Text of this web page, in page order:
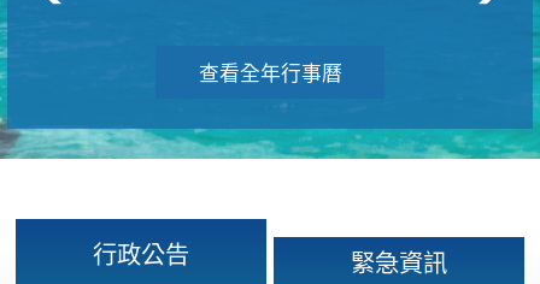
查看全年行事曆
行政公告 緊急資訊